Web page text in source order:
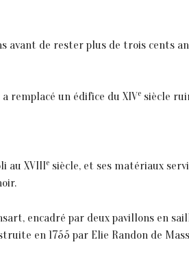
avant de rester plus de trois cents
remplacé un édifice du XIVe siècle
au XVIIIe siècle, et ses matériaux
encadré par deux pavillons en
en 1755 par Elie Randon de